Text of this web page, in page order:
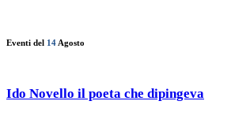
Eventi del 14 Agosto
Ido Novello il poeta che dipingeva